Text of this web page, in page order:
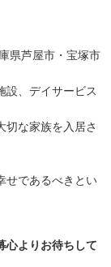
県芦屋市・宝塚市
設、デイサービス
切な家族を入居さ
せであるべきとい
心よりお待ちして